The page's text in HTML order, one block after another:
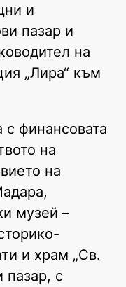
и
пазар и
на
„Лира“ към
финансовата
на
на
музей –
и храм „Св.
пазар, с